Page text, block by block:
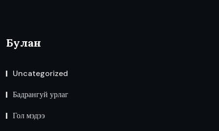
Булан
Uncategorized
Бадрангуй урлаг
Гол мэдээ